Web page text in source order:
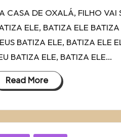
CASA DE OXALÁ, FILHO VAI
ELE, BATIZA ELE
BATIZA ELE, BATIZA ELE
BATIZA ELE, BATIZA ELE…
Read More